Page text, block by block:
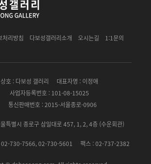
처리방침 다보성갤러리소개 오시는길 1:1문의
상호 : 다보성 갤러리
대표자명 : 이정애
사업자등록번호 : 101-08-15025
통신판매번호 : 2015-서울종로-0906
특별시 종로구 삼일대로 457, 1, 2, 4층 (수운회관)
02-730-7566, 02-730-5601 팩스 : 02-737-2382